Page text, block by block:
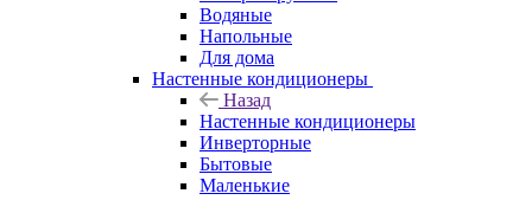
Водяные
Напольные
Для дома
Настенные кондиционеры
Назад
Настенные кондиционеры
Инверторные
Бытовые
Маленькие